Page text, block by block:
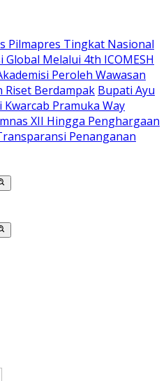
Pilmapres Tingkat Nasional
Melalui 4th ICOMESH
Peroleh Wawasan
Riset Berdampak Bupati Ayu
Pramuka Way
XII Hingga Penghargaan
Penanganan